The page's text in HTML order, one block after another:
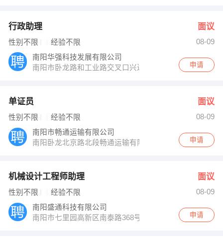
行政助理 面议
性别不限 经验不限
08-09
南阳华强科技发展有限公司
南阳市卧龙路和工业路交叉口兴达商务
申请
单证员 面议
性别不限 经验不限
08-09
南阳市畅通运输有限公司
南阳卧龙北京路北段畅通运输有限公司
申请
机械设计工程师助理 面议
性别不限 经验不限
08-09
南阳盛通科技有限公司
南阳市七里园高新区南泰路368号
申请